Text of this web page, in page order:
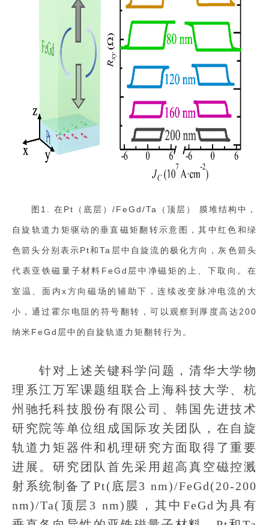
图1. 在Pt（底层）/FeGd/Ta（顶层） 膜堆结构中，
自旋轨道力矩驱动的垂直磁矩翻转示意图，其中红色和绿
色箭头分别表示Pt和Ta层中自旋流的极化方向，灰色箭头
代表亚铁磁量子材料FeGd层中净磁矩的上、下取向。在
室温、面内x方向磁场的辅助下，连续改变脉冲电流的大
小，通过霍尔电阻的符号翻转，可以观察到厚度高达200
纳米FeGd层中的自旋轨道力矩翻转行为。
针对上述关键科学问题，清华大学物
理系江万军课题组联合上海科技大学、杭
州驰托科技股份有限公司、韩国先进技术
研究院等单位组成国际攻关团队，在自旋
轨道力矩器件和机理研究方面取得了重要
进展。研究团队首先采用超高真空磁控溅
射系统制备了Pt(底层3 nm)/FeGd(20-200
nm)/Ta(顶层3 nm)膜，其中FeGd为具有